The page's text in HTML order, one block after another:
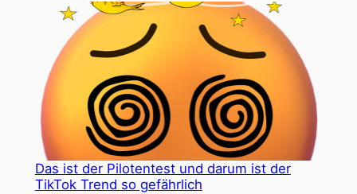
Das ist der Pilotentest und darum ist der
TikTok Trend so gefährlich